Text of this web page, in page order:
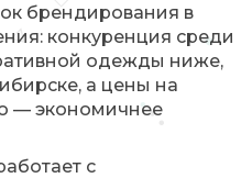
брендирования в
конкуренция среди
одежды ниже,
а цены на
— экономичнее
с